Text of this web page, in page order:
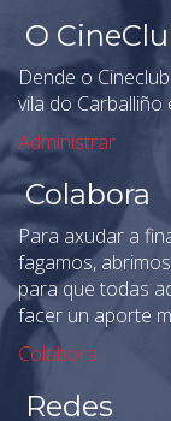
O
Dende o
vila do
Administrar
Colabora
Para axudar a
fagamos,
para que todas
facer un aporte
Colabora
Redes